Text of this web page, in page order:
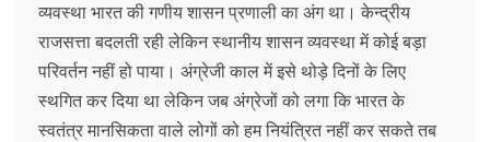
व्यवस्था भारत की गणीय शासन प्रणाली का अंग था। केन्द्रीय
राजसत्ता बदलती रही लेकिन स्थानीय शासन व्यवस्था में कोई बड़ा
परिवर्तन नहीं हो पाया। अंग्रेजी काल में इसे थोड़े दिनों के लिए
स्थगित कर दिया था लेकिन जब अंग्रेजों को लगा कि भारत के
स्वतंत्र मानसिकता वाले लोगों को हम नियंत्रित नहीं कर सकते तब